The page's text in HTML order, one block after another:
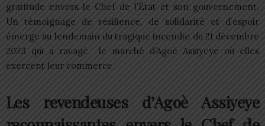
gratitude envers le Chef de l’État et son gouvernement.
Un témoignage de résilience, de solidarité et d’espoir
émerge au lendemain du tragique incendie du 21 décembre
2023 qui a ravagé le marché d’Agoè Assiyeye où elles
exercent leur commerce.
Les revendeuses d’Agoè Assiyeye